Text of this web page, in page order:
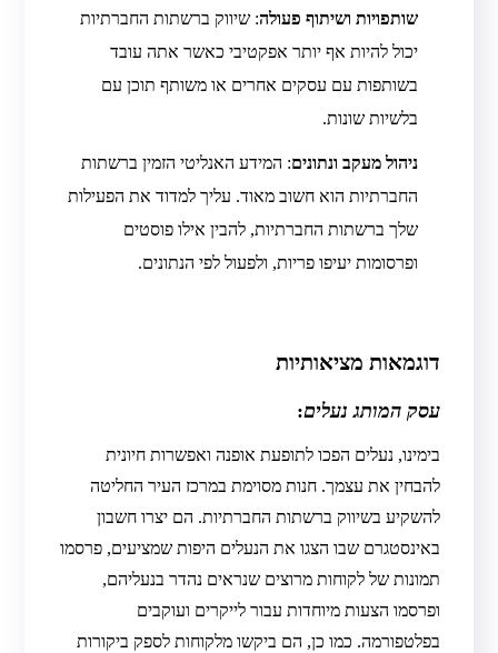
שותפויות ושיתוף פעולה: שיווק ברשתות החברתיות
יכול להיות אף יותר אפקטיבי כאשר אתה עובד
בשותפות עם עסקים אחרים או משותף תוכן עם
בלשיות שונות.
ניהול מעקב ונתונים: המידע האנליטי הזמין ברשתות
החברתיות הוא חשוב מאוד. עליך למדוד את הפעילות
שלך ברשתות החברתיות, להבין אילו פוסטים
ופרסומות יעיפו פריות, ולפעול לפי הנתונים.
דוגמאות מציאותיות
עסק המותג נעלים:
בימינו, נעלים הפכו לתופעת אופנה ואפשרות חיונית
להבחין את עצמך. חנות מסוימת במרכז העיר החליטה
להשקיע בשיווק ברשתות החברתיות. הם יצרו חשבון
באינסטגרם שבו הצגו את הנעלים היפות שמציעים, פרסמו
תמונות של לקוחות מרוצים שנראים נהדר בנעליהם,
ופרסמו הצעות מיוחדות עבור לייקרים ועוקבים
בפלטפורמה. כמו כן, הם ביקשו מלקוחות לספק ביקורות